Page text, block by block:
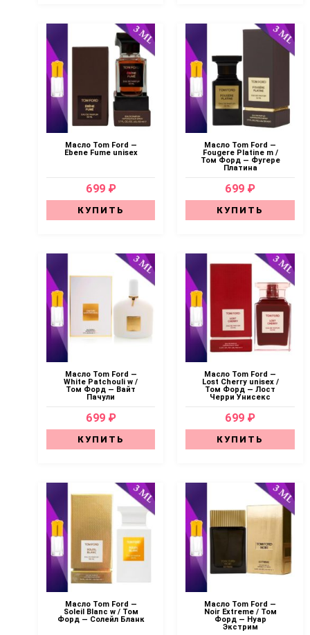
Масло Tom Ford —
Ebene Fume unisex
699 ₽
КУПИТЬ
Масло Tom Ford —
Fougere Platine m /
Том Форд — Фугере
Платина
699 ₽
КУПИТЬ
Масло Tom Ford —
White Patchouli w /
Том Форд — Вайт
Пачули
699 ₽
КУПИТЬ
Масло Tom Ford —
Lost Cherry unisex /
Том Форд — Лост
Черри Унисекс
699 ₽
КУПИТЬ
Масло Tom Ford —
Soleil Blanc w / Том
Форд — Солейл Бланк
Масло Tom Ford —
Noir Extreme / Том
Форд — Нуар
Экстрим